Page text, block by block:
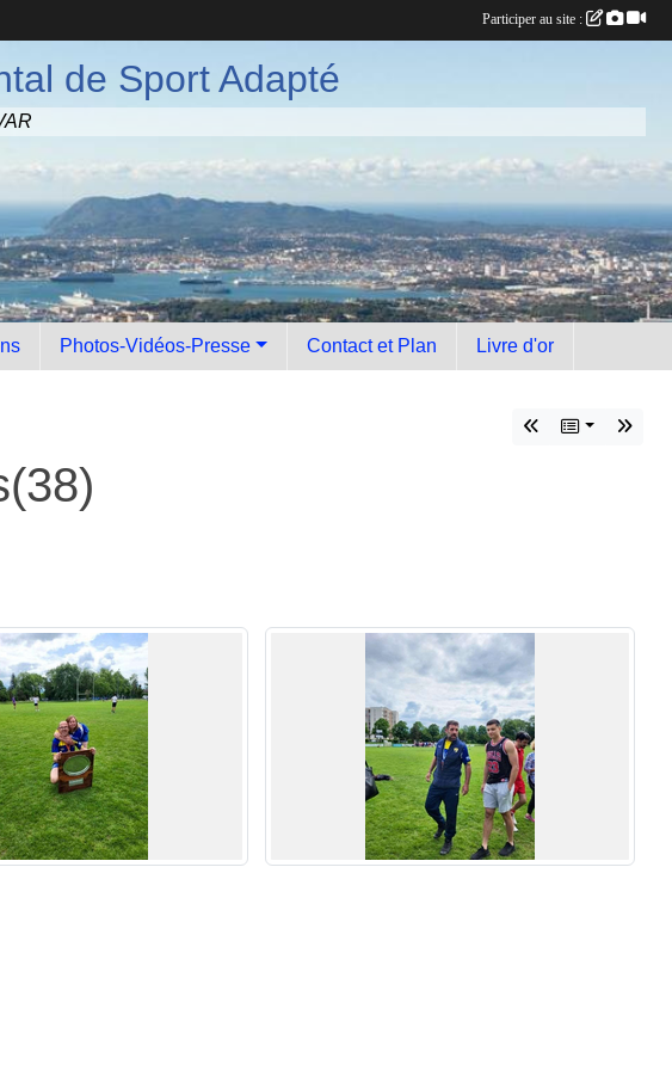
de Sport Adapté
Photos-Vidéos-Presse Contact et Plan Livre d'or
Participer au site :